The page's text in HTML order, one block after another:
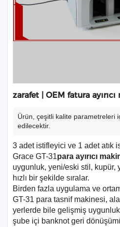
zarafet | OEM fatura
Ürün, çeşitli kalite parametreleri
edilecektir.
3 adet istifleyici ve 1 adet atık
Grace GT-31para ayırıcı
uygunluk, yeni/eski stil, kupür,
hızlı bir şekilde sıralar.
Birden fazla uygulama ve
GT-31 para tasnif makinesi,
yerlerde bile gelişmiş
şube içi banknot geri